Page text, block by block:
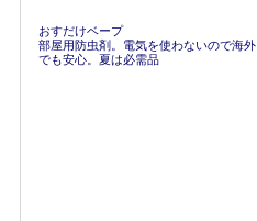
おすだけベープ
部屋用防虫剤。電気を使わないので海外
でも安心。夏は必需品